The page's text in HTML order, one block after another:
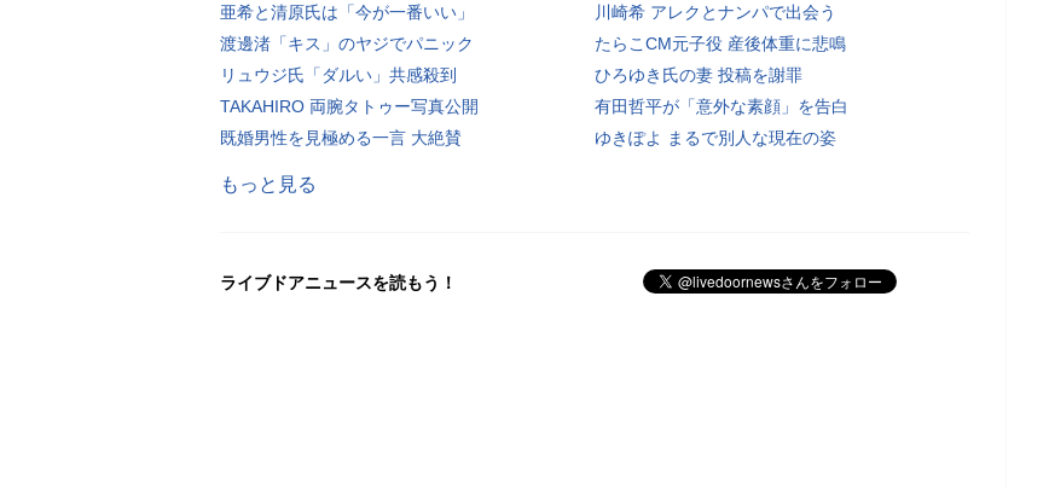
亜希と清原氏は「今が一番いい」
渡邊渚「キス」のヤジでパニック
リュウジ氏「ダルい」共感殺到
TAKAHIRO 両腕タトゥー写真公開
既婚男性を見極める一言 大絶賛
川崎希 アレクとナンパで出会う
たらこCM元子役 産後体重に悲鳴
ひろゆき氏の妻 投稿を謝罪
有田哲平が「意外な素顔」を告白
ゆきぽよ まるで別人な現在の姿
もっと見る
ライブドアニュースを読もう！